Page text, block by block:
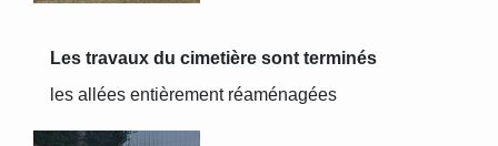
Les travaux du cimetière sont terminés
les allées entièrement réaménagées